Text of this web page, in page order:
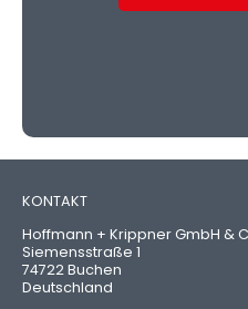
KONTAKT
Hoffmann + Krippner GmbH &
Siemensstraße 1
74722 Buchen
Deutschland